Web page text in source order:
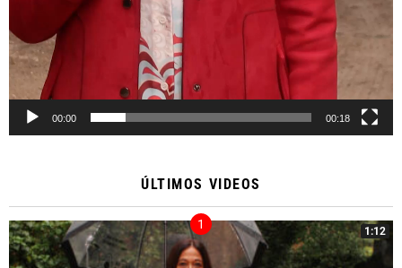
00:00 00:18
ÚLTIMOS VIDEOS
1:12